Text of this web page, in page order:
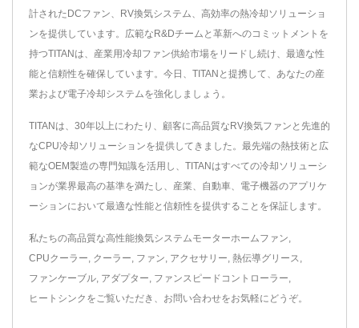
計されたDCファン、RV換気システム、高効率の熱冷却ソリューショ
ンを提供しています。広範なR&Dチームと革新へのコミットメントを
持つTITANは、産業用冷却ファン供給市場をリードし続け、最適な性
能と信頼性を確保しています。今日、TITANと提携して、あなたの産
業および電子冷却システムを強化しましょう。
TITANは、30年以上にわたり、顧客に高品質なRV換気ファンと先進的
なCPU冷却ソリューションを提供してきました。最先端の熱技術と広
範なOEM製造の専門知識を活用し、TITANはすべての冷却ソリューシ
ョンが業界最高の基準を満たし、産業、自動車、電子機器のアプリケ
ーションにおいて最適な性能と信頼性を提供することを保証します。
私たちの高品質な高性能換気システムモーターホームファン
CPUクーラー クーラー ファン アクセサリー 熱伝導グリース
ファンケーブル アダプター ファンスピードコントローラー
ヒートシンク をご覧いただき、 お問い合わせをお気軽にどうぞ。